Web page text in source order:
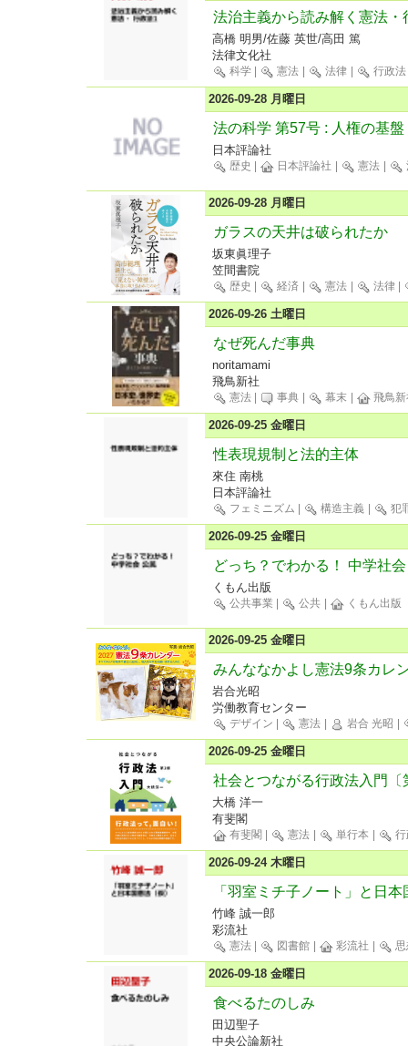
法治主義から読み解く憲法・
高橋 明男/佐藤 英世/高田 篤
法律文化社
科学 憲法 法律 行政法
2026-09-28 月曜日
法の科学 第57号 : 人権の基盤
日本評論社
歴史 日本評論社 憲法
2026-09-28 月曜日
ガラスの天井は破られたか
坂東眞理子
笠間書院
歴史 経済 憲法 法律
2026-09-26 土曜日
なぜ死んだ事典
noritamami
飛鳥新社
憲法 事典 幕末 飛鳥新
2026-09-25 金曜日
性表現規制と法的主体
來住 南桃
日本評論社
フェミニズム 構造主義 犯
2026-09-25 金曜日
どっち？でわかる！ 中学社
くもん出版
公共事業 公共 くもん出版
2026-09-25 金曜日
みんななかよし憲法9条カレ
岩合光昭
労働教育センター
デザイン 憲法 岩合 光昭
2026-09-25 金曜日
社会とつながる行政法入門〔
大橋 洋一
有斐閣
有斐閣 憲法 単行本 行
2026-09-24 木曜日
「羽室ミチ子ノート」と日
竹峰 誠一郎
彩流社
憲法 図書館 彩流社 思
2026-09-18 金曜日
食べるたのしみ
田辺聖子
中央公論新社